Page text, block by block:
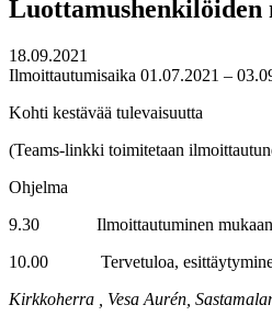
Luottamushenkilöiden
18.09.2021
Ilmoittautumisaika 01.07.2021 –
Kohti kestävää tulevaisuutta
(Teams-linkki toimitetaan
Ohjelma
9.30 Ilmoittautuminen mukaan
10.00 Tervetuloa,
Kirkkoherra , Vesa Aurén,